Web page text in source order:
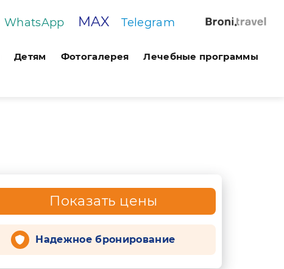
WhatsApp MAX Telegram
Детям Фотогалерея Лечебные программы
Показать цены
Надежное бронирование